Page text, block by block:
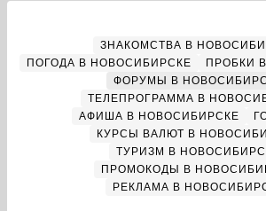
ЗНАКОМСТВА В
ПОГОДА В НОВОСИБИРСКЕ
ПРОБКИ
ФОРУМЫ В
ТЕЛЕПРОГРАММА В
АФИША В НОВОСИБИРСКЕ
КУРСЫ ВАЛЮТ В
ТУРИЗМ В
ПРОМОКОДЫ В
РЕКЛАМА В